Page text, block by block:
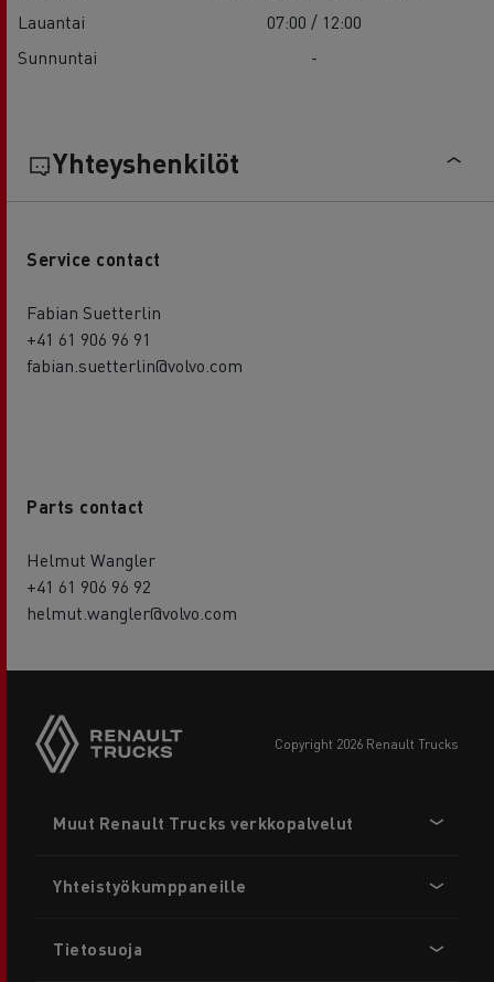
Lauantai
07:00 / 12:00
Sunnuntai
-
Yhteyshenkilöt
Service contact
Fabian Suetterlin
+41 61 906 96 91
fabian.suetterlin@volvo.com
Parts contact
Helmut Wangler
+41 61 906 96 92
helmut.wangler@volvo.com
copyright 2026 Renault Trucks
menu
Muut Renault Trucks verkkopalvelut
Yhteistyökumppaneille
Tietosuoja